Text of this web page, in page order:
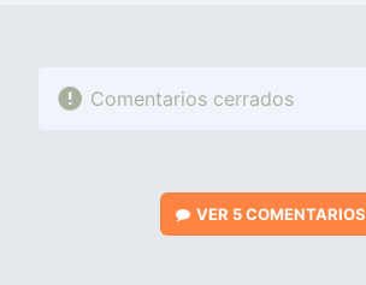
Comentarios cerrados
VER 5 COMENTARIOS